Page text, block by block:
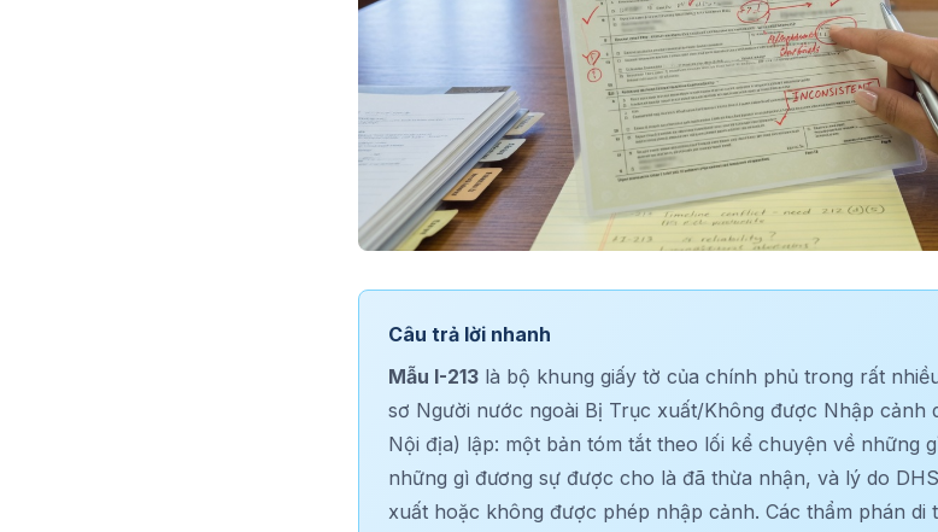
Câu trả lời nhanh
Mẫu I-213 là bộ khung giấy tờ của chính phủ trong rất
sơ Người nước ngoài Bị Trục xuất/Không được Nhập cảnh
Nội địa) lập: một bản tóm tắt theo lối kể chuyện về những
những gì đương sự được cho là đã thừa nhận, và lý do
xuất hoặc không được phép nhập cảnh. Các thẩm phán